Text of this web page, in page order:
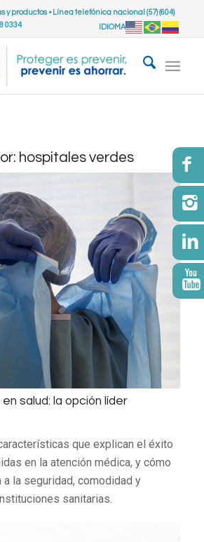
y productos• Línea telefónica nacional (57) (604)
0334
IDIOMA
hospitales verdes
salud: la opción líder
que explican el éxito
en la atención médica, y cómo
la seguridad, comodidad y
sanitarias.